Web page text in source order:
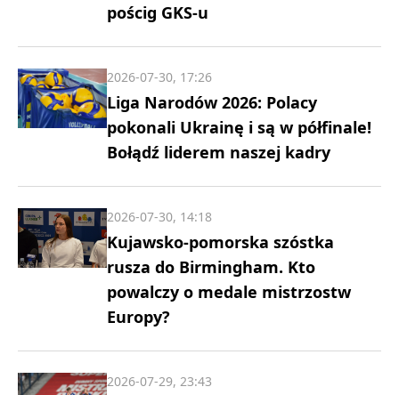
pościg GKS-u
Liga Narodów 2026: Polacy
pokonali Ukrainę i są w półfinale!
Bołądź liderem naszej kadry
2026-07-30, 17:26
Kujawsko-pomorska szóstka
rusza do Birmingham. Kto
powalczy o medale mistrzostw
Europy?
2026-07-30, 14:18
2026-07-29, 23:43